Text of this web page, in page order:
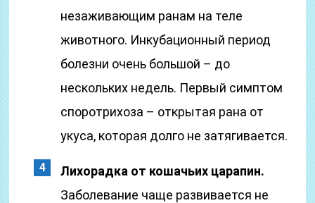
незаживающим ранам на теле
животного. Инкубационный период
болезни очень большой – до
нескольких недель. Первый симптом
споротрихоза – открытая рана от
укуса, которая долго не затягивается.
Лихорадка от кошачьих царапин.
Заболевание чаще развивается не